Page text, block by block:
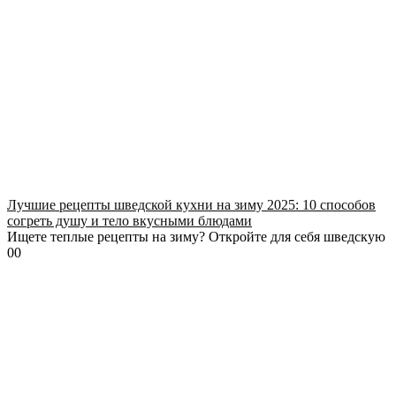
Лучшие рецепты шведской кухни на зиму 2025: 10 способов
согреть душу и тело вкусными блюдами
Ищете теплые рецепты на зиму? Откройте для себя шведскую
00